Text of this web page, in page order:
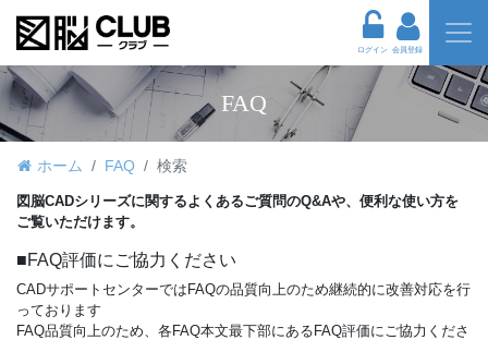
ログイン 会員登録
FAQ
ホーム FAQ 検索
図脳CADシリーズに関するよくあるご質問のQ&Aや、便利な使い方を
ご覧いただけます。
■FAQ評価にご協力ください
CADサポートセンターではFAQの品質向上のため継続的に改善対応を行
っております
FAQ品質向上のため、各FAQ本文最下部にあるFAQ評価にご協力くださ